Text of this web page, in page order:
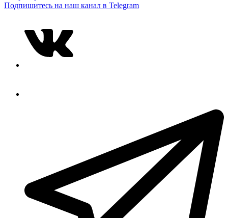
Подпишитесь на наш канал в Telegram